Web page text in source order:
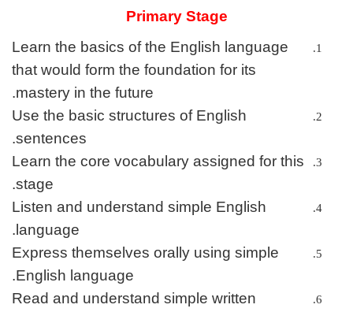
Primary Stage
Learn the basics of the English language
that would form the foundation for its
mastery in the future.
Use the basic structures of English
sentences.
Learn the core vocabulary assigned for this
stage.
Listen and understand simple English
language.
Express themselves orally using simple
English language.
Read and understand simple written